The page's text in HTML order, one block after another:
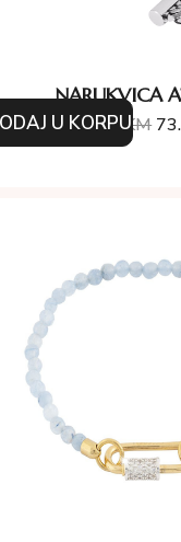
NARUKVICA
105.00KM
U KORPU